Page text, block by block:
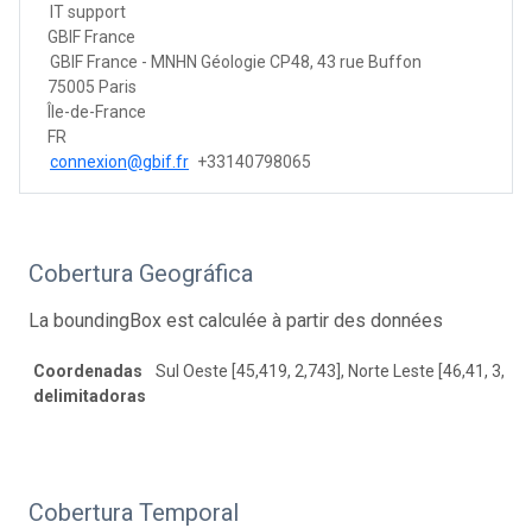
IT support
GBIF France
GBIF France - MNHN Géologie CP48, 43 rue Buffon
75005 Paris
Île-de-France
FR
connexion@gbif.fr +33140798065
Cobertura Geográfica
La boundingBox est calculée à partir des données
Coordenadas
delimitadoras
Sul Oeste [45,419, 2,743], Norte Leste [46,41,
Cobertura Temporal